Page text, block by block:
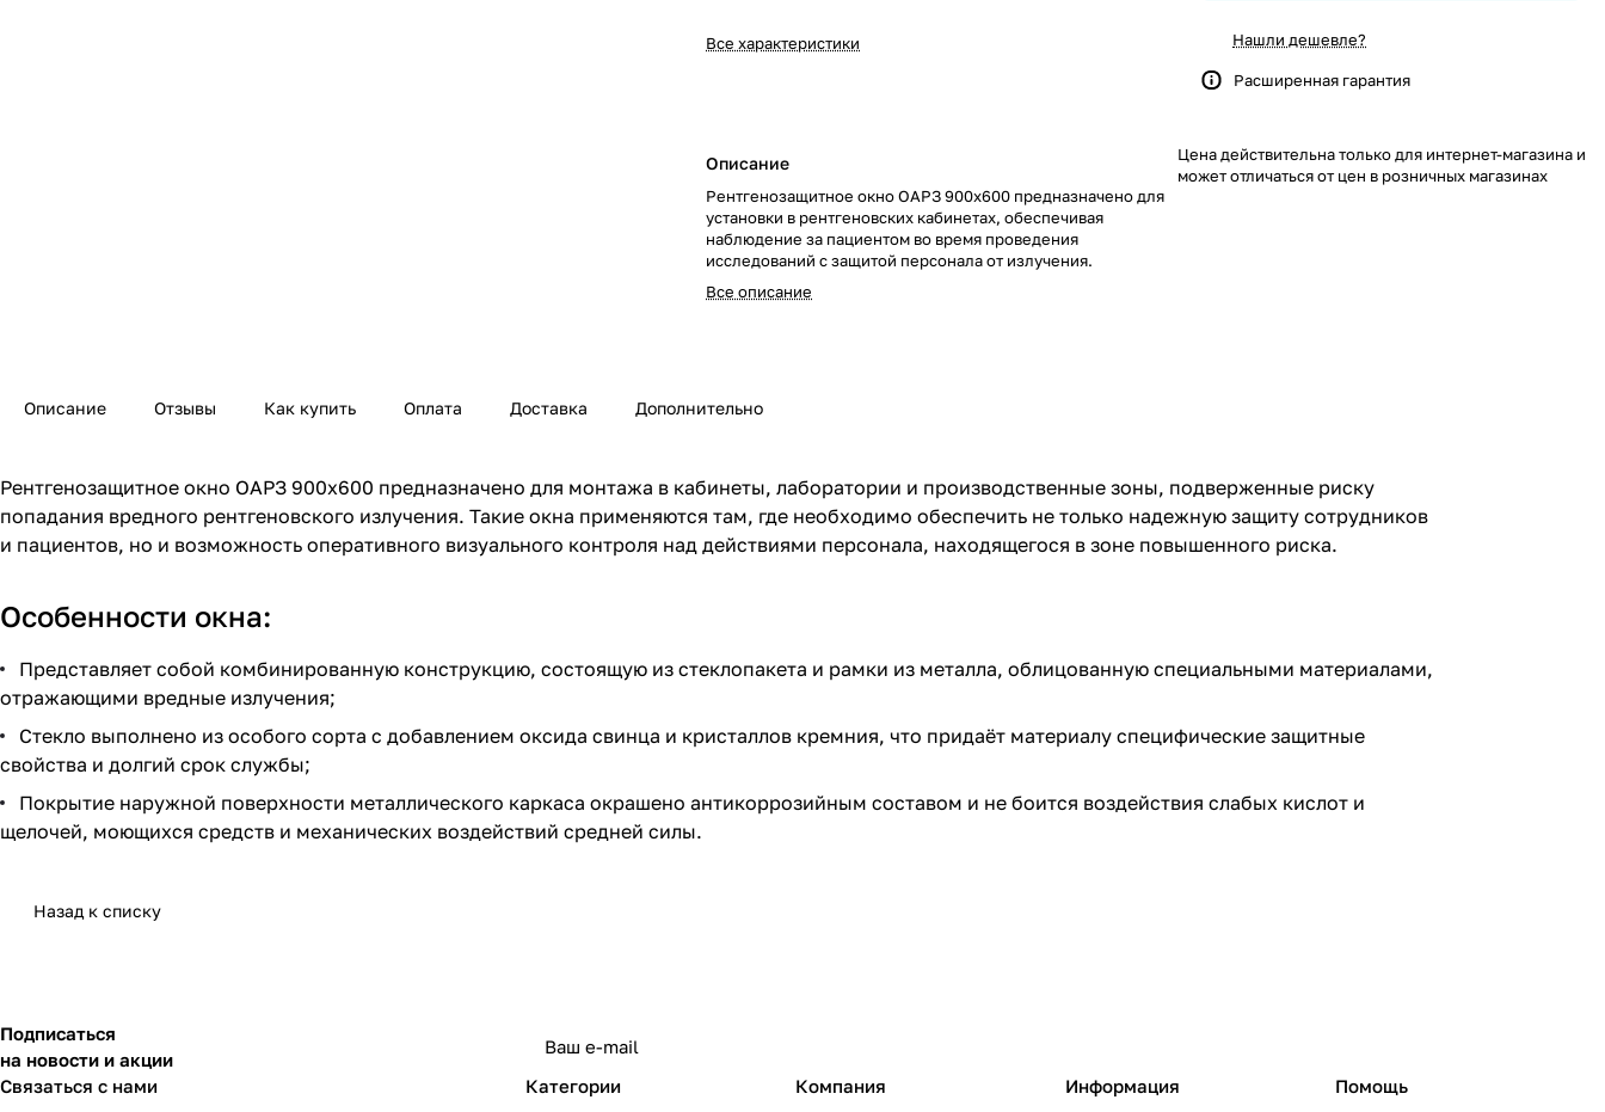
Все характеристики
Описание
Рентгенозащитное окно ОАРЗ 900х600 предназначено для
установки в рентгеновских кабинетах, обеспечивая
наблюдение за пациентом во время проведения
исследований с защитой персонала от излучения.
Все описание
Нашли дешевле?
Расширенная гарантия
Цена действительна только для интернет-магазина и
может отличаться от цен в розничных магазинах
Описание Отзывы Как купить Оплата Доставка Дополнительно
Рентгенозащитное окно ОАРЗ 900х600 предназначено для монтажа в кабинеты, лаборатории и производственные зоны, подверженные риску
попадания вредного рентгеновского излучения. Такие окна применяются там, где необходимо обеспечить не только надежную защиту сотрудников
и пациентов, но и возможность оперативного визуального контроля над действиями персонала, находящегося в зоне повышенного риска.
Особенности окна:
Представляет собой комбинированную конструкцию, состоящую из стеклопакета и рамки из металла, облицованную специальными материалами,
отражающими вредные излучения;
Стекло выполнено из особого сорта с добавлением оксида свинца и кристаллов кремния, что придаёт материалу специфические защитные
свойства и долгий срок службы;
Покрытие наружной поверхности металлического каркаса окрашено антикоррозийным составом и не боится воздействия слабых кислот и
щелочей, моющихся средств и механических воздействий средней силы.
Назад к списку
Подписаться
на новости и акции
Связаться с нами
Категории Компания Информация Помощь